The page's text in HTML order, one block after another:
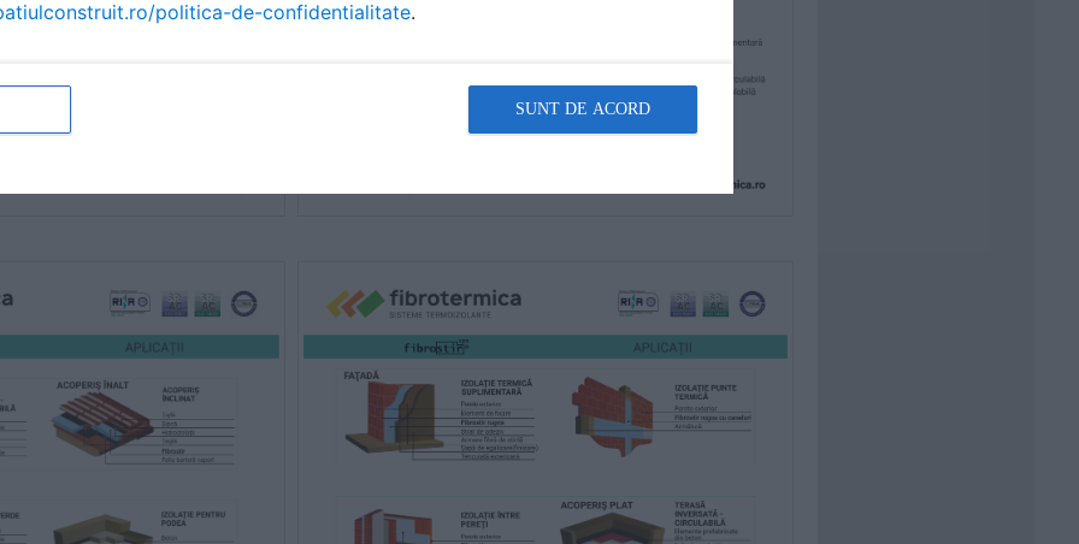
politica-de-confidentialitate.
SUNT DE ACORD